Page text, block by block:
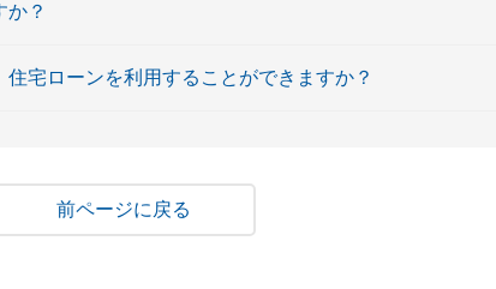
か？
宅ローンを利用することができますか？
戻る